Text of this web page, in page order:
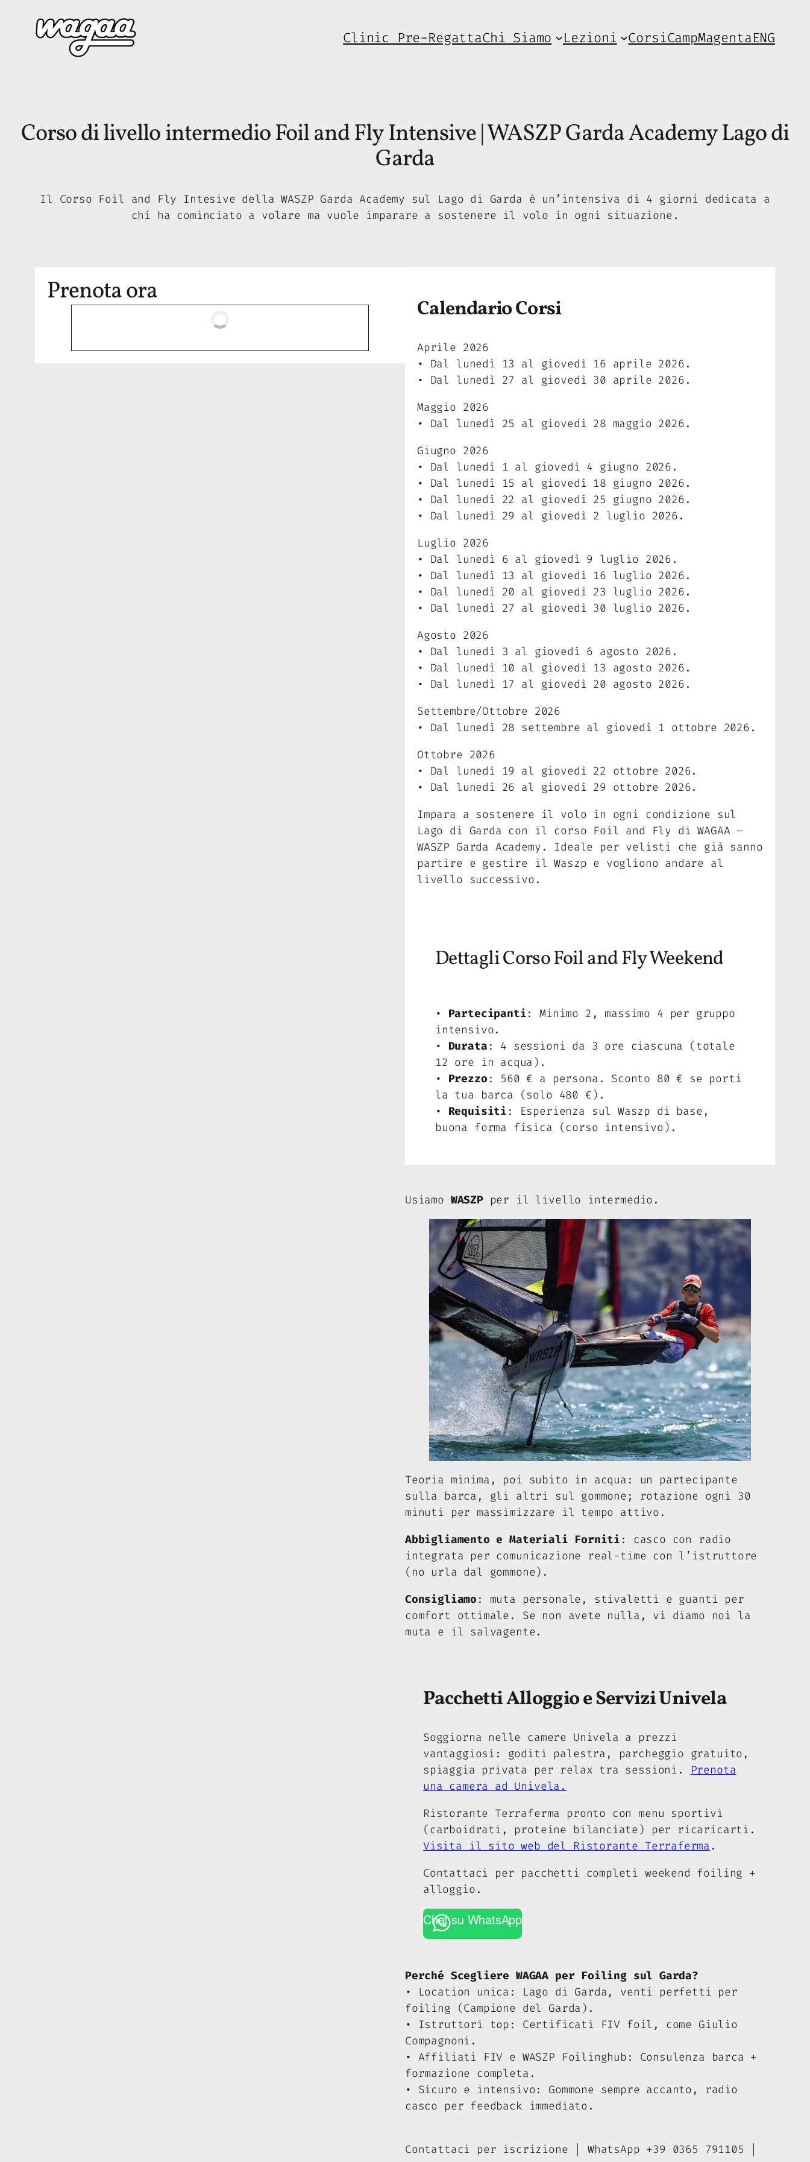
Clinic Pre-RegattaChi Siamo Lezioni CorsiCampMagentaENG
Corso di livello intermedio Foil and Fly Intensive | WASZP Garda Academy Lago di
Garda
Il Corso Foil and Fly Intesive della WASZP Garda Academy sul Lago di Garda è un’intensiva di 4 giorni dedicata a
chi ha cominciato a volare ma vuole imparare a sostenere il volo in ogni situazione.
Prenota ora
Calendario Corsi
Aprile 2026
• Dal lunedì 13 al giovedì 16 aprile 2026.
• Dal lunedì 27 al giovedì 30 aprile 2026.
Maggio 2026
• Dal lunedì 25 al giovedì 28 maggio 2026.
Giugno 2026
• Dal lunedì 1 al giovedì 4 giugno 2026.
• Dal lunedì 15 al giovedì 18 giugno 2026.
• Dal lunedì 22 al giovedì 25 giugno 2026.
• Dal lunedì 29 al giovedì 2 luglio 2026.
Luglio 2026
• Dal lunedì 6 al giovedì 9 luglio 2026.
• Dal lunedì 13 al giovedì 16 luglio 2026.
• Dal lunedì 20 al giovedì 23 luglio 2026.
• Dal lunedì 27 al giovedì 30 luglio 2026.
Agosto 2026
• Dal lunedì 3 al giovedì 6 agosto 2026.
• Dal lunedì 10 al giovedì 13 agosto 2026.
• Dal lunedì 17 al giovedì 20 agosto 2026.
Settembre/Ottobre 2026
• Dal lunedì 28 settembre al giovedì 1 ottobre 2026.
Ottobre 2026
• Dal lunedì 19 al giovedì 22 ottobre 2026.
• Dal lunedì 26 al giovedì 29 ottobre 2026.
Impara a sostenere il volo in ogni condizione sul
Lago di Garda con il corso Foil and Fly di WAGAA –
WASZP Garda Academy. Ideale per velisti che già sanno
partire e gestire il Waszp e vogliono andare al
livello successivo.
Dettagli Corso Foil and Fly Weekend
• Partecipanti: Minimo 2, massimo 4 per gruppo
intensivo.
• Durata : 4 sessioni da 3 ore ciascuna (totale
12 ore in acqua).
• Prezzo : 560 € a persona. Sconto 80 € se porti
la tua barca (solo 480 €).
• Requisiti : Esperienza sul Waszp di base,
buona forma fisica (corso intensivo).
Usiamo WASZPper il livello intermedio.
Teoria minima, poi subito in acqua: un partecipante
sulla barca, gli altri sul gommone; rotazione ogni 30
minuti per massimizzare il tempo attivo.
Abbigliamento e Materiali Forniti : casco con radio
integrata per comunicazione real-time con l’istruttore
(no urla dal gommone).
Consigliamo : muta personale, stivaletti e guanti per
comfort ottimale. Se non avete nulla, vi diamo noi la
muta e il salvagente.
Pacchetti Alloggio e Servizi Univela
Soggiorna nelle camere Univela a prezzi
vantaggiosi: goditi palestra, parcheggio gratuito,
spiaggia privata per relax tra sessioni. Prenota
una camera ad Univela.
Ristorante Terraferma pronto con menu sportivi
(carboidrati, proteine bilanciate) per ricaricarti.
Visita il sito web del Ristorante Terraferma .
Contattaci per pacchetti completi weekend foiling +
alloggio.
Chat su WhatsApp
Perché Scegliere WAGAA per Foiling sul Garda?
• Location unica: Lago di Garda, venti perfetti per
foiling (Campione del Garda).
• Istruttori top: Certificati FIV foil, come Giulio
Compagnoni.
• Affiliati FIV e WASZP Foilinghub: Consulenza barca +
formazione completa.
• Sicuro e intensivo: Gommone sempre accanto, radio
casco per feedback immediato.
Contattaci per iscrizione | WhatsApp +39 0365 791105 |